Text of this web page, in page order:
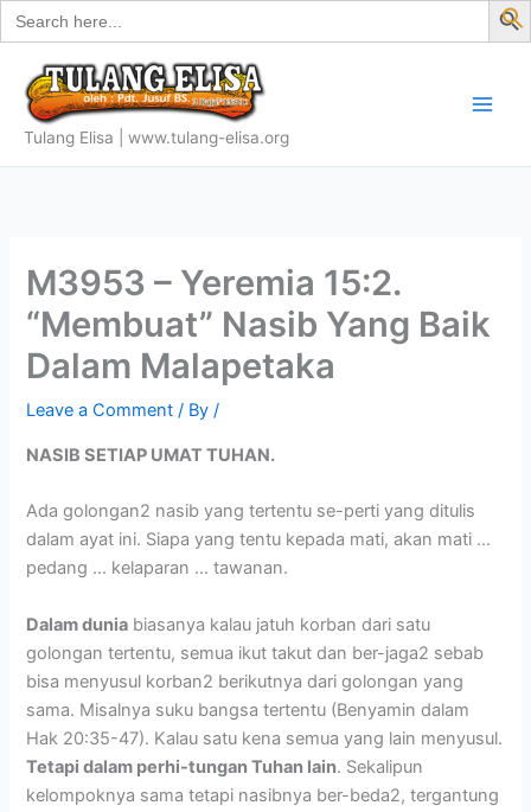
Search
for:
Skip
to
content
Tulang Elisa | www.tulang-elisa.org
M3953 – Yeremia 15:2.
“Membuat” Nasib Yang Baik
Dalam Malapetaka
Leave a Comment / By/
NASIB SETIAP UMAT TUHAN.
Ada golongan2 nasib yang tertentu se-perti yang ditulis
dalam ayat ini. Siapa yang tentu kepada mati, akan mati …
pedang … kelaparan … tawanan.
Dalam dunia biasanya kalau jatuh korban dari satu
golongan tertentu, semua ikut takut dan ber-jaga2 sebab
bisa menyusul korban2 berikutnya dari golongan yang
sama. Misalnya suku bangsa tertentu (Benyamin dalam
Hak 20:35-47). Kalau satu kena semua yang lain menyusul.
Tetapi dalam perhi-tungan Tuhan lain. Sekalipun
kelompoknya sama tetapi nasibnya ber-beda2, tergantung